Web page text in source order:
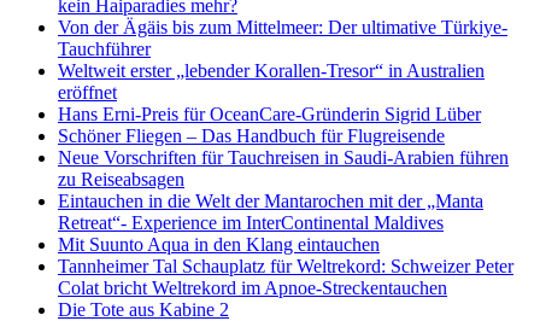
kein Haiparadies mehr?
Von der Ägäis bis zum Mittelmeer: Der ultimative Türkiye-
Tauchführer
Weltweit erster „lebender Korallen-Tresor“ in Australien
eröffnet
Hans Erni-Preis für OceanCare-Gründerin Sigrid Lüber
Schöner Fliegen – Das Handbuch für Flugreisende
Neue Vorschriften für Tauchreisen in Saudi-Arabien führen
zu Reiseabsagen
Eintauchen in die Welt der Mantarochen mit der „Manta
Retreat“- Experience im InterContinental Maldives
Mit Suunto Aqua in den Klang eintauchen
Tannheimer Tal Schauplatz für Weltrekord: Schweizer Peter
Colat bricht Weltrekord im Apnoe-Streckentauchen
Die Tote aus Kabine 2